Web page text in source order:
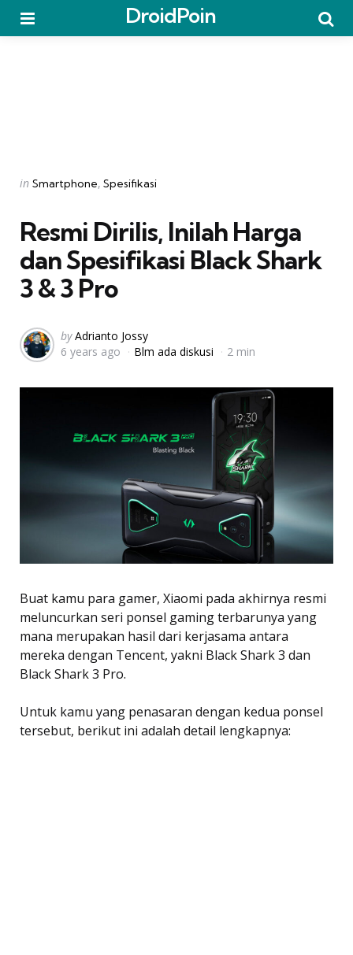
DroidPoin
Categories
Posted
in Smartphone Spesifikasi
Resmi Dirilis, Inilah Harga
dan Spesifikasi Black Shark
3 & 3 Pro
Posted
by
by Adrianto Jossy
6 years ago
Blm ada diskusi 2 min
Buat kamu para gamer, Xiaomi pada akhirnya resmi
meluncurkan seri ponsel gaming terbarunya yang
mana merupakan hasil dari kerjasama antara
mereka dengan Tencent, yakni Black Shark 3 dan
Black Shark 3 Pro.
Untuk kamu yang penasaran dengan kedua ponsel
tersebut, berikut ini adalah detail lengkapnya: